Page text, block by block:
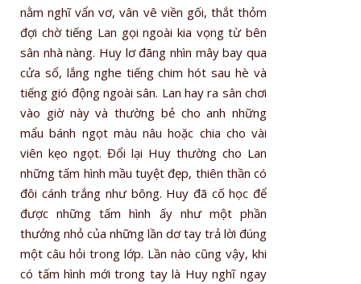
nằm nghĩ vẩn vơ, vân vê viền gối, thắt thỏm
đợi chờ tiếng Lan gọi ngoài kia vọng từ bên
sân nhà nàng. Huy lơ đãng nhìn mây bay qua
cửa sổ, lắng nghe tiếng chim hót sau hè và
tiếng gió động ngoài sân. Lan hay ra sân chơi
vào giờ này và thường bẻ cho anh những
mẩu bánh ngọt màu nâu hoặc chia cho vài
viên kẹo ngọt. Đổi lại Huy thường cho Lan
những tấm hình mầu tuyệt đẹp, thiên thần có
đôi cánh trắng như bông. Huy đã cố học để
được những tấm hình ấy như một phần
thưởng nhỏ của những lần dơ tay trả lời đúng
một câu hỏi trong lớp. Lần nào cũng vậy, khi
có tấm hình mới trong tay là Huy nghĩ ngay